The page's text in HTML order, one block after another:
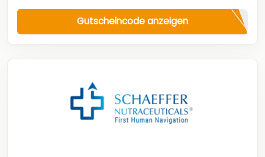
Gutscheincode anzeigen